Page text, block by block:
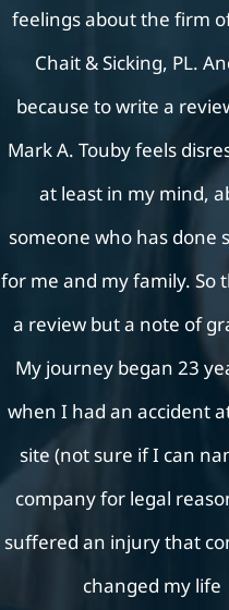
feelings about the firm
Chait & Sicking, PL.
because to write a
Mark A. Touby feels
at least in my mind,
someone who has done
for me and my family. So
a review but a note of
My journey began 23
when I had an accident
site (not sure if I can
company for legal
suffered an injury that
changed my life